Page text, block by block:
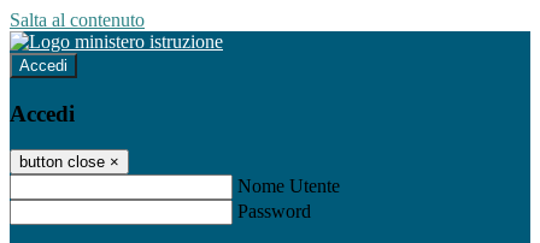
Salta al contenuto
Accedi
Accedi
button close ×
Nome Utente
Password